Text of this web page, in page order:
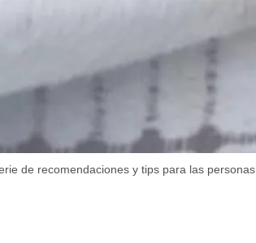
de recomendaciones y tips para las